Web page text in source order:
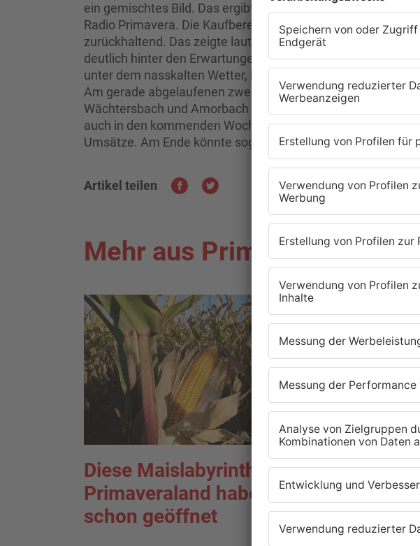
ein gemischtes Bild. Das ergibt eine Kurzumfrage des
Radio Primavera. Die Kaufbereitschaft vieler
zurückhaltend. Das zeigte laut Handelsverband bereits der
deutlich hinter den Erwartungen zurückblieb. Das erste
unter dem nasskalten Wetter, bei dem viele
Am gerade abgelaufenen zweite Adventswochenende lief
Wächtersbach und Amorbach deutlich besser. Die
auch in den kommenden Wochen noch weiter steigende
Umsätze. Am Ende könnte sogar ein Plus im Vergleich zum
Artikel teilen
Mehr aus Primaveraland
Diese Maislabyrinthe im
Primaveraland haben
schon geöffnet
Stau-